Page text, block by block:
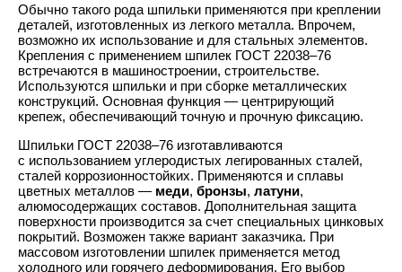
Обычно такого рода шпильки применяются при креплении
деталей, изготовленных из легкого металла. Впрочем,
возможно их использование и для стальных элементов.
Крепления с применением шпилек ГОСТ 22038–76
встречаются в машиностроении, строительстве.
Используются шпильки и при сборке металлических
конструкций. Основная функция — центрирующий
крепеж, обеспечивающий точную и прочную фиксацию.
Шпильки ГОСТ 22038–76 изготавливаются
с использованием углеродистых легированных сталей,
сталей коррозионностойких. Применяются и сплавы
цветных металлов — меди, бронзы, латуни,
алюмосодержащих составов. Дополнительная защита
поверхности производится за счет специальных цинковых
покрытий. Возможен также вариант заказчика. При
массовом изготовлении шпилек применяется метод
холодного или горячего деформирования. Его выбор